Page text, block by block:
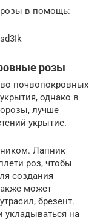
розы в помощь:
розы
почвопокровных
однако в
лучше
укрытие.
Лапник
роз, чтобы
создания
может
брезент.
укладываться на